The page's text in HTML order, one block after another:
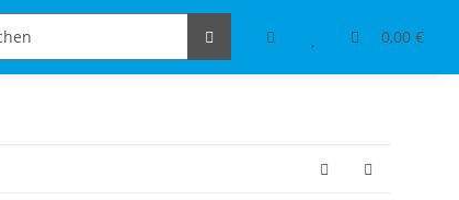
0,00 €
Schmuckdesign Tischdeko & Accessoires